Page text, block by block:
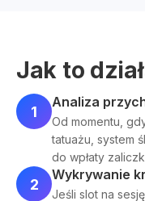
Jak to
1
Analiza
Od momentu,
tatuażu, system
do wpłaty
2
Wykrywanie
Jeśli slot na